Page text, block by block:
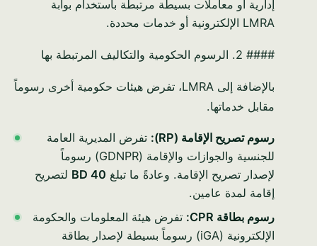
إدارية أو معاملات بسيطة مرتبطة باستخدام بوابة
LMRA الإلكترونية أو خدمات محددة.
#### 2. الرسوم الحكومية والتكاليف المرتبطة بها
بالإضافة إلى LMRA، تفرض هيئات حكومية أخرى رسوماً
مقابل خدماتها.
رسوم تصريح الإقامة (RP):
تفرض المديرية العامة
للجنسية والجوازات والإقامة (GDNPR) رسوماً
لإصدار تصريح الإقامة. وعادةً ما تبلغ BD 40 لتصريح
إقامة لمدة عامين.
رسوم بطاقة CPR:
تفرض هيئة المعلومات والحكومة
الإلكترونية (iGA) رسوماً بسيطة لإصدار بطاقة